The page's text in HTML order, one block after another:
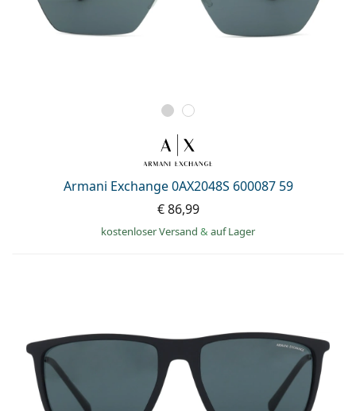
Armani Exchange 0AX2048S 600087 59
€ 86,99
kostenloser Versand & auf Lager